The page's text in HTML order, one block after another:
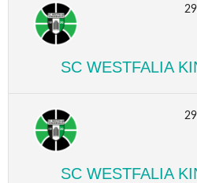
SC WESTFALIA
SC WESTFALIA